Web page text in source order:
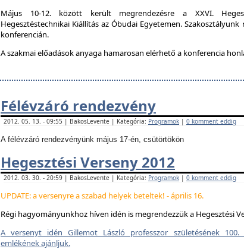
Május 10-12. között került megrendezésre a XXVI.
Hegesztéstechnikai Kiállítás az Óbudai Egyetemen.
konferencián.
A szakmai előadások anyaga hamarosan elérhető a konferencia
Félévzáró rendezvény
2012. 05. 13. - 09:55 | BakosLevente | Kategória: Programok | 0 komment eddig
A félévzáró rendezvényünk május 17-én, csütörtökön
Hegesztési Verseny 2012
2012. 03. 30. - 20:59 | BakosLevente | Kategória: Programok | 0 komment eddig
UPDATE: a versenyre a szabad helyek beteltek! - április 16.
Régi hagyományunkhoz híven idén is megrendezzük a Hegesztési
A versenyt idén Gillemot László professzor születésének
emlékének ajánljuk.